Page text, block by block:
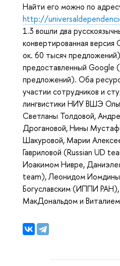
Найти его можно по
http://
1.3 вошли два
конвертированная версия
ок. 60 тысяч
предоставленный Google
предложений). Оба
участии сотрудников и
лингвистики НИУ ВШЭ
Светланы Толдовой,
Дрогановой, Нины
Шакуровой, Марии
Гавриловой (Russian UD
Иоакимом Нивре,
team), Леонидом
Богуславским (ИППИ РАН),
МакДональдом и